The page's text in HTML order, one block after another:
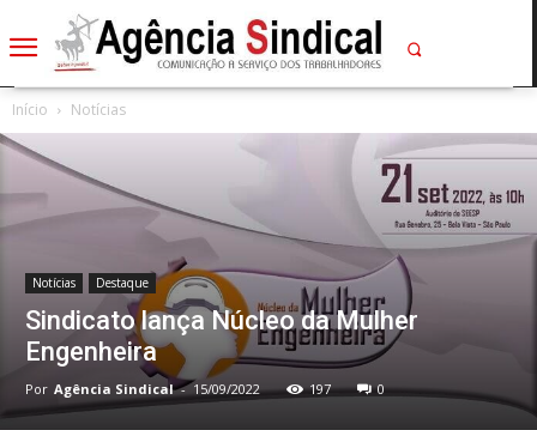
Início Notícias
Notícias Destaque
Sindicato lança Núcleo da Mulher
Engenheira
Por Agência Sindical - 15/09/2022 197 0